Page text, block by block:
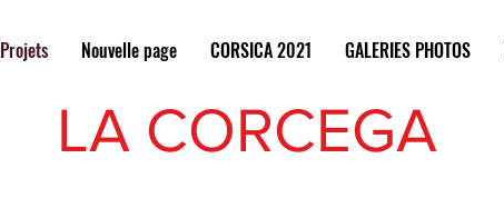
Projets Nouvelle page CORSICA 2021 GALERIES PHOTOS
LA CORCEGA